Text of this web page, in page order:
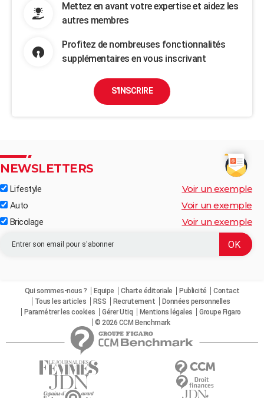
Mettez en avant votre expertise et aidez les
autres membres
Profitez de nombreuses fonctionnalités
supplémentaires en vous inscrivant
S'INSCRIRE
NEWSLETTERS
Lifestyle Voir un exemple
Auto Voir un exemple
Bricolage Voir un exemple
Qui sommes-nous ? Equipe Charte éditoriale Publicité
Contact
Tous les articles
RSS Recrutement
Données personnelles
Paramétrer les cookies
Gérer Utiq Mentions légales
Groupe Figaro
© 2026 CCM Benchmark